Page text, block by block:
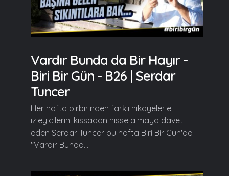
Vardır Bunda da Bir Hayır -
Biri Bir Gün - B26 | Serdar
Tuncer
Her hafta birbirinden farklı hikayelerle
izleyicilerini kıssadan hisse almaya davet
eden Serdar Tuncer bu hafta Biri Bir Gün'de
"Vardır Bunda...